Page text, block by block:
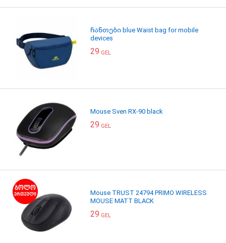
ჩანთები blue Waist bag for mobile
devices
29 GEL
Mouse Sven RX-90 black
29 GEL
Mouse TRUST 24794 PRIMO WIRELESS
MOUSE MATT BLACK
29 GEL